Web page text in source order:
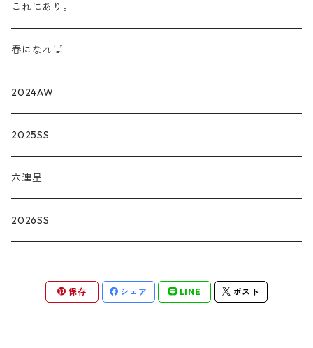
これにあり。
春になれば
2024AW
2025SS
六連星
2026SS
保存 シェア LINE ポスト